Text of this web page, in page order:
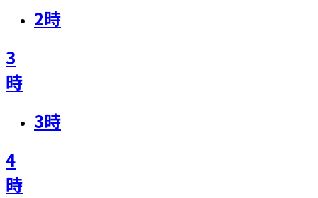
2時
3
時
3時
4
時